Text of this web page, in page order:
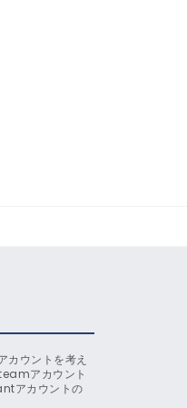
カウントを考え
アカウント
アカウントの